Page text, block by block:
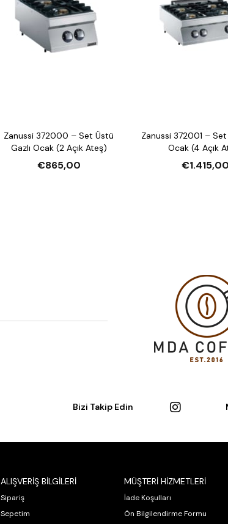
Zanussi 372000 – Set Üstü
Gazlı Ocak (2 Açık Ateş)
€865,00
Zanussi 372001 – Set
Ocak (4 Açık
€1.415,00
Bizi Takip Edin
ALIŞVERİŞ BİLGİLERİ
Sipariş
Sepetim
MÜŞTERİ HİZMETLERİ
İade Koşulları
Ön Bilgilendirme Formu